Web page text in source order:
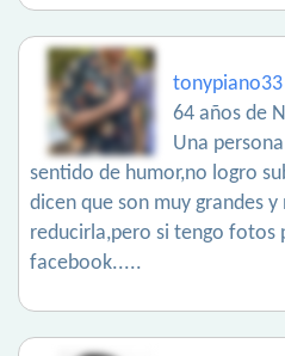
tonypiano33
64 años de
Una
sentido de humor,no logro
dicen que son muy grandes y
reducirla,pero si tengo fotos
facebook.....